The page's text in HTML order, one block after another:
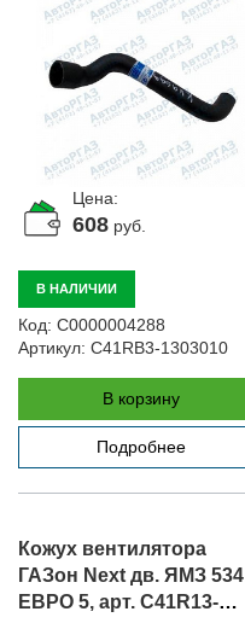
Цена:
608 руб.
В НАЛИЧИИ
Код: С0000004288
Артикул: C41RB3-1303010
В корзину
Подробнее
Кожух вентилятора
ГАЗон Next дв. ЯМЗ 534
ЕВРО 5, арт. C41R13-